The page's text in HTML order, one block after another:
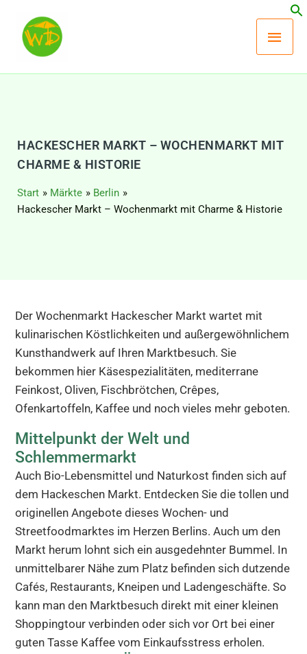
Inhalt
springen
HACKESCHER MARKT – WOCHENMARKT MIT
CHARME & HISTORIE
Start Märkte
Berlin
Hackescher Markt – Wochenmarkt mit Charme & Historie
Der Wochenmarkt Hackescher Markt wartet mit
kulinarischen Köstlichkeiten und außergewöhnlichem
Kunsthandwerk auf Ihren Marktbesuch. Sie
bekommen hier Käsespezialitäten, mediterrane
Feinkost, Oliven, Fischbrötchen, Crêpes,
Ofenkartoffeln, Kaffee und noch vieles mehr geboten.
Mittelpunkt der Welt und
Schlemmermarkt
Auch Bio-Lebensmittel und Naturkost finden sich auf
dem Hackeschen Markt. Entdecken Sie die tollen und
originellen Angebote dieses Wochen- und
Streetfoodmarktes im Herzen Berlins. Auch um den
Markt herum lohnt sich ein ausgedehnter Bummel. In
unmittelbarer Nähe zum Platz befinden sich dutzende
Cafés, Restaurants, Kneipen und Ladengeschäfte. So
kann man den Marktbesuch direkt mit einer kleinen
Shoppingtour verbinden oder sich vor Ort bei einer
guten Tasse Kaffee vom Einkaufsstress erholen.